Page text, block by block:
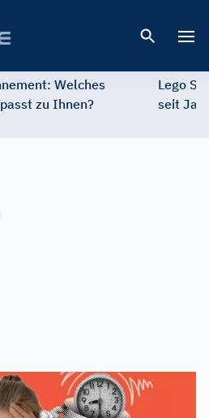
Welches
zu Ihnen?
Lego
seit